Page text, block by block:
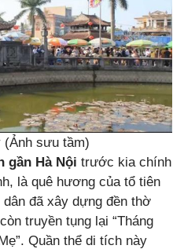
(Ảnh sưu tầm)
gần Hà Nội trước kia chính
là quê hương của tổ tiên
đã xây dựng đền thờ
truyền tụng lại “Tháng
Quần thể di tích này